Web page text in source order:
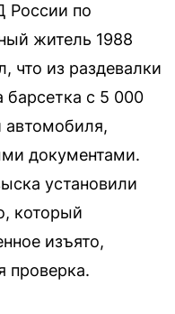
по
житель 1988
что из раздевалки
барсетка с 5 000
документами.
установили
который
изъято,
проверка.